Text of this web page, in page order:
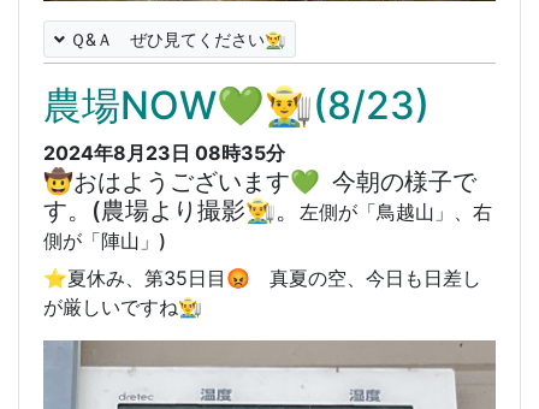
Ｑ&Ａ ぜひ見てください👨‍🌾
農場NOW💚👨‍🌾(8/23)
2024年8月23日 08時35分
🤠おはようございます💚 今朝の様子で
す。(農場より撮影👨‍🌾。
左側が「鳥越山」、右
側が「陣山」)
⭐️夏休み、第35日目😡 真夏の空、今日も日差し
が厳しいですね👨‍🌾